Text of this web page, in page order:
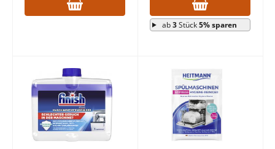
ab3Stück5% sparen